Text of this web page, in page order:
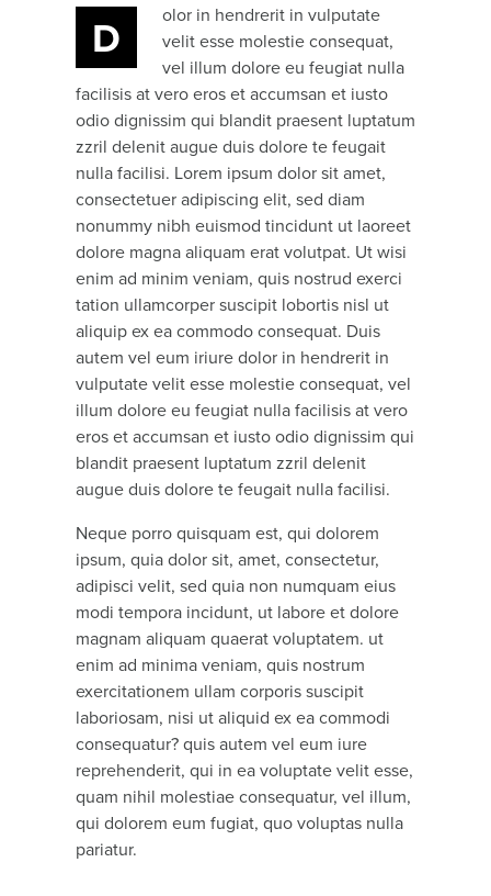
D
olor in hendrerit in vulputate
velit esse molestie consequat,
vel illum dolore eu feugiat nulla
facilisis at vero eros et accumsan et iusto
odio dignissim qui blandit praesent luptatum
zzril delenit augue duis dolore te feugait
nulla facilisi. Lorem ipsum dolor sit amet,
consectetuer adipiscing elit, sed diam
nonummy nibh euismod tincidunt ut laoreet
dolore magna aliquam erat volutpat. Ut wisi
enim ad minim veniam, quis nostrud exerci
tation ullamcorper suscipit lobortis nisl ut
aliquip ex ea commodo consequat. Duis
autem vel eum iriure dolor in hendrerit in
vulputate velit esse molestie consequat, vel
illum dolore eu feugiat nulla facilisis at vero
eros et accumsan et iusto odio dignissim qui
blandit praesent luptatum zzril delenit
augue duis dolore te feugait nulla facilisi.
Neque porro quisquam est, qui dolorem
ipsum, quia dolor sit, amet, consectetur,
adipisci velit, sed quia non numquam eius
modi tempora incidunt, ut labore et dolore
magnam aliquam quaerat voluptatem. ut
enim ad minima veniam, quis nostrum
exercitationem ullam corporis suscipit
laboriosam, nisi ut aliquid ex ea commodi
consequatur? quis autem vel eum iure
reprehenderit, qui in ea voluptate velit esse,
quam nihil molestiae consequatur, vel illum,
qui dolorem eum fugiat, quo voluptas nulla
pariatur.